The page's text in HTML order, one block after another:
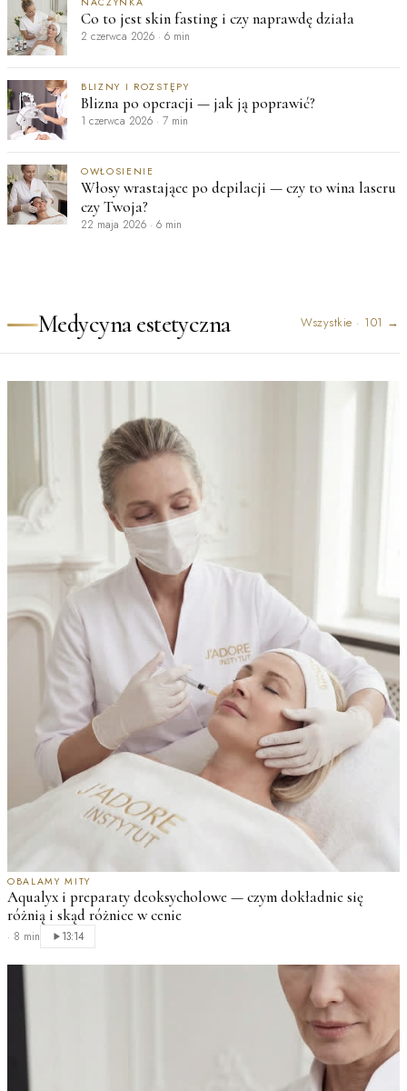
Co to jest skin fasting i czy naprawdę działa
2 czerwca 2026 · 6 min
BLIZNY I ROZSTĘPY
Blizna po operacji — jak ją poprawić?
1 czerwca 2026 · 7 min
OWŁOSIENIE
Włosy wrastające po depilacji — czy to wina laseru
czy Twoja?
22 maja 2026 · 6 min
Medycyna estetyczna Wszystkie · 101 →
OBALAMY MITY
Aqualyx i preparaty deoksycholowe — czym dokładnie się
różnią i skąd różnice w cenie
· 8 min 13:14